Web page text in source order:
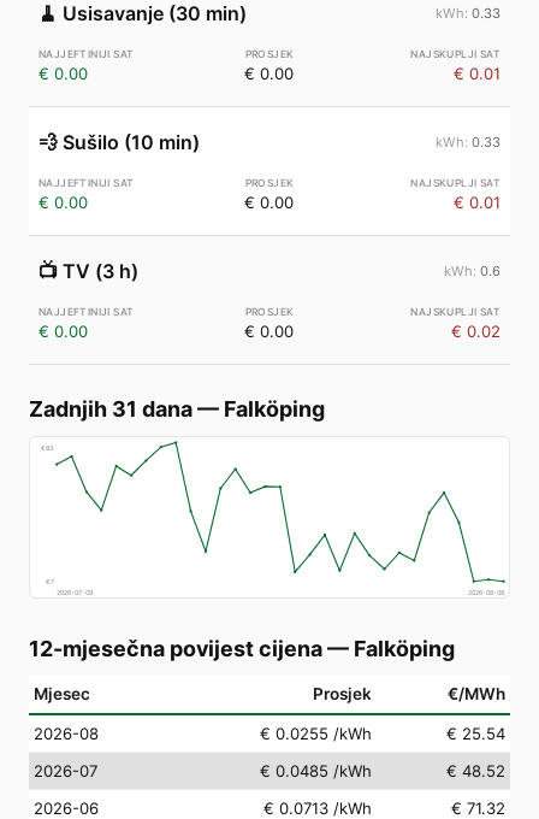
🧹 Usisavanje (30 min) 0.33
€ 0.00 € 0.00 € 0.01
💨 Sušilo (10 min) 0.33
€ 0.00 € 0.00 € 0.01
📺 TV (3 h) 0.6
€ 0.00 € 0.00 € 0.02
Zadnjih 31 dana— Falköping
€83
€7
2026-07-09
2026-08-08
12-mjesečna povijest cijena— Falköping
Mjesec Prosjek €/MWh
2026-08 € 0.0255 /kWh
€ 25.54
2026-07
€ 0.0485 /kWh
€ 48.52
2026-06
€ 0.0713 /kWh
€ 71.32